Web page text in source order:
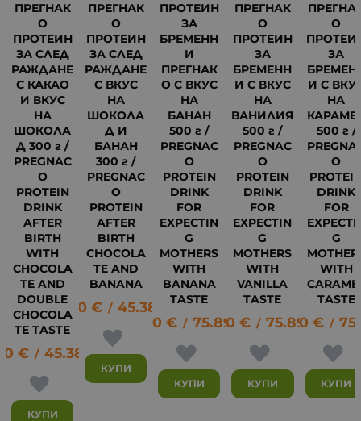
ПРЕГНАК
О
ПРОТЕИН
ЗА СЛЕД
РАЖДАНЕ
С КАКАО
И ВКУС
НА
ШОКОЛА
Д 300 г /
PREGNAC
O
PROTEIN
DRINK
AFTER
BIRTH
WITH
CHOCOLA
TE AND
DOUBLE
CHOCOLA
TE TASTE
€ / 45.38 лв.
КУПИ
ПРЕГНАК
О
ПРОТЕИН
ЗА СЛЕД
РАЖДАНЕ
С ВКУС
НА
ШОКОЛА
Д И
БАНАН
300 г /
PREGNAC
O
PROTEIN
AFTER
BIRTH
CHOCOLA
TE AND
BANANA
23.20 € / 45.38 лв.
КУПИ
ПРОТЕИН
ЗА
БРЕМЕНН
И
ПРЕГНАК
О С ВКУС
НА
БАНАН
500 г /
PREGNAC
O
PROTEIN
DRINK
FOR
EXPECTIN
G
MOTHERS
WITH
BANANA
TASTE
38.80 € / 75.89 лв.
КУПИ
ПРЕГНАК
О
ПРОТЕИН
ЗА
БРЕМЕНН
И С ВКУС
НА
ВАНИЛИЯ
500 г /
PREGNAC
O
PROTEIN
DRINK
FOR
EXPECTIN
G
MOTHERS
WITH
VANILLA
TASTE
38.80 € / 75.89 лв.
КУПИ
О
ЗА
И С
НА
500 г /
O
DRINK
FOR
G
WITH
TASTE
38.80 € /
КУПИ